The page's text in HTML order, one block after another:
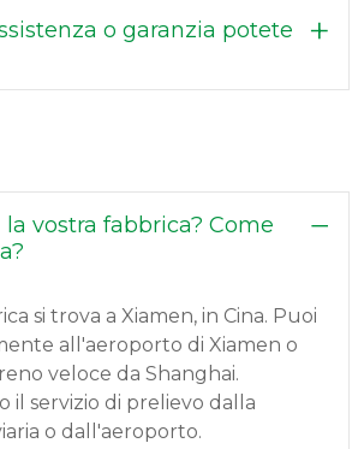
o garanzia potete
vostra fabbrica? Come
si trova a Xiamen, in Cina. Puoi
all'aeroporto di Xiamen o
veloce da Shanghai.
il servizio di prelievo dalla
o dall'aeroporto.